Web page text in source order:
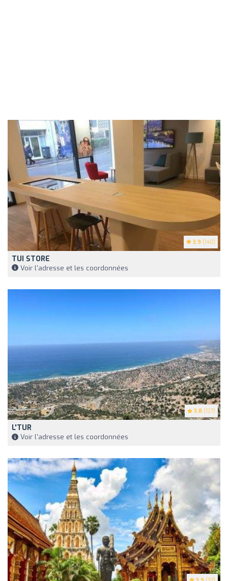
3.9 (140)
TUI STORE
Voir l'adresse et les coordonnées
3.8 (127)
L'TUR
Voir l'adresse et les coordonnées